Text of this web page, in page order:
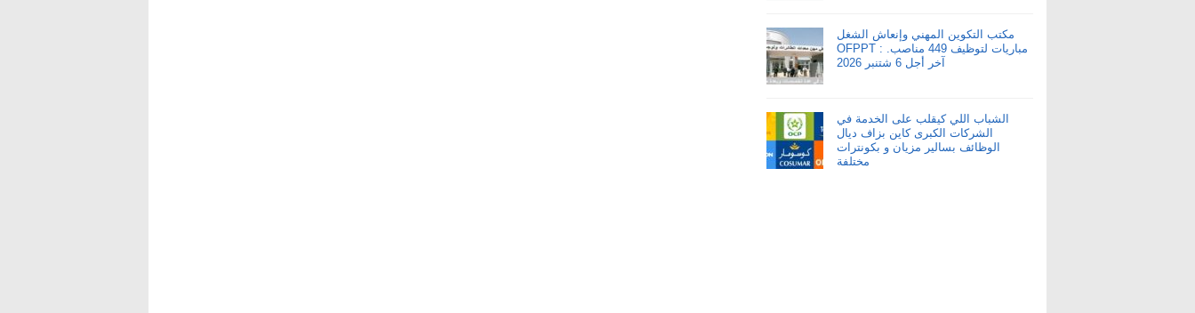
مكتب التكوين المهني وإنعاش الشغل
OFPPT : مباريات لتوظيف 449 مناصب.
آخر أجل 6 شتنبر 2026
الشباب اللي كيقلب على الخدمة في
الشركات الكبرى كاين بزاف ديال
الوظائف بسالير مزيان و بكونترات
مختلفة